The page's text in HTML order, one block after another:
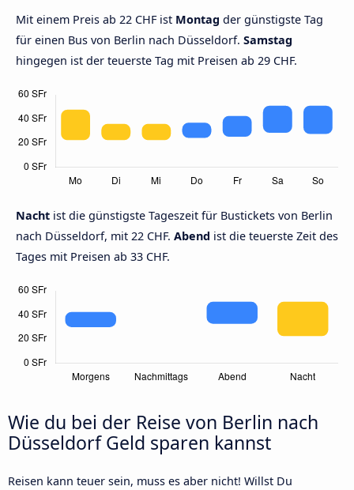
Mit einem Preis ab 22 CHF ist Montag der günstigste Tag
für einen Bus von Berlin nach Düsseldorf. Samstag
hingegen ist der teuerste Tag mit Preisen ab 29 CHF.
Nacht ist die günstigste Tageszeit für Bustickets von Berlin
nach Düsseldorf, mit 22 CHF. Abend ist die teuerste Zeit des
Tages mit Preisen ab 33 CHF.
Wie du bei der Reise von Berlin nach
Düsseldorf Geld sparen kannst
Reisen kann teuer sein, muss es aber nicht! Willst Du